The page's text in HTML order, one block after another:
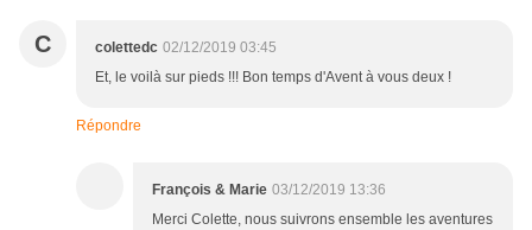
C colettedc 02/12/2019 03:45
Et, le voilà sur pieds !!! Bon temps d'Avent à vous deux !
Répondre
François & Marie 03/12/2019 13:36
Merci Colette, nous suivrons ensemble les aventures